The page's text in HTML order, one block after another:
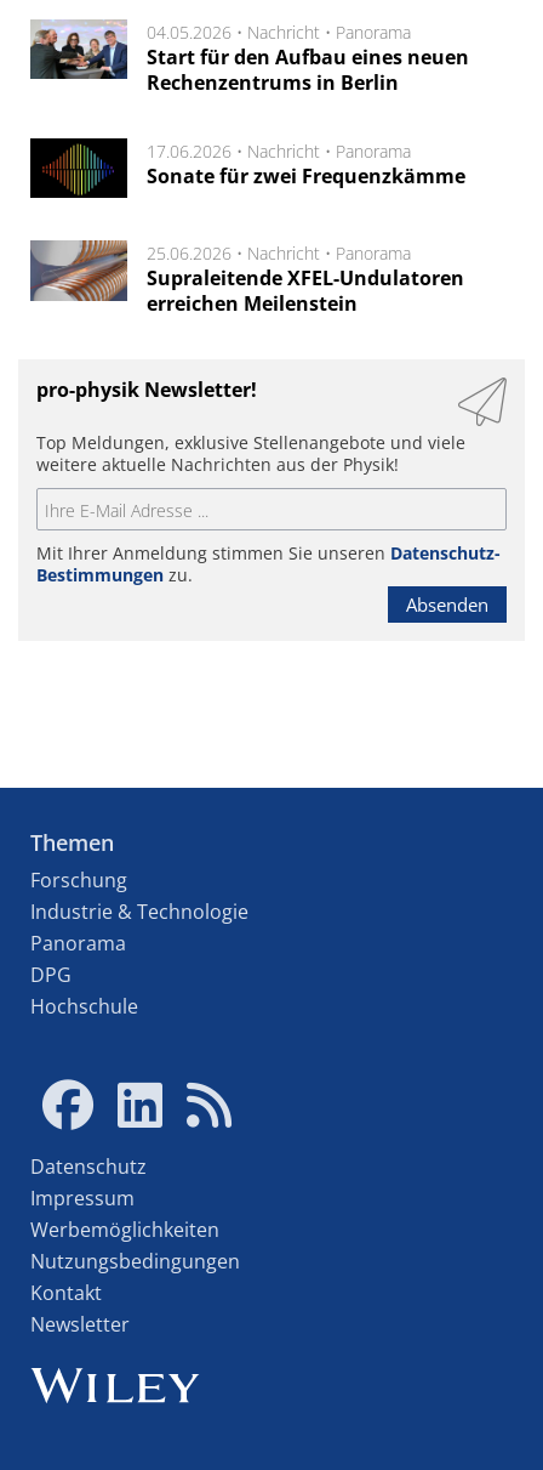
04.05.2026 • Nachricht • Panorama
Start für den Aufbau eines neuen
Rechenzentrums in Berlin
17.06.2026 • Nachricht • Panorama
Sonate für zwei Frequenzkämme
25.06.2026 • Nachricht • Panorama
Supraleitende XFEL-Undulatoren
erreichen Meilenstein
pro-physik Newsletter!
Top Meldungen, exklusive Stellenangebote und viele
weitere aktuelle Nachrichten aus der Physik!
Mit Ihrer Anmeldung stimmen Sie unseren Datenschutz-
Bestimmungen zu.
Absenden
Themen
Forschung
Industrie & Technologie
Panorama
DPG
Hochschule
Datenschutz
Impressum
Werbemöglichkeiten
Nutzungsbedingungen
Kontakt
Newsletter